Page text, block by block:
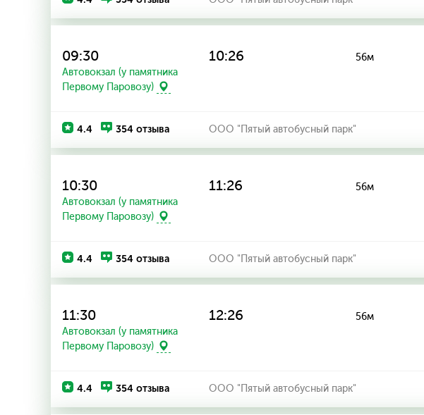
09:30
Автовокзал (у памятника
Первому Паровозу)
10:26 56м
4.4 354 отзыва ООО "Пятый автобусный парк"
10:30
Автовокзал (у памятника
Первому Паровозу)
11:26 56м
4.4 354 отзыва ООО "Пятый автобусный парк"
11:30
Автовокзал (у памятника
Первому Паровозу)
12:26 56м
4.4 354 отзыва ООО "Пятый автобусный парк"